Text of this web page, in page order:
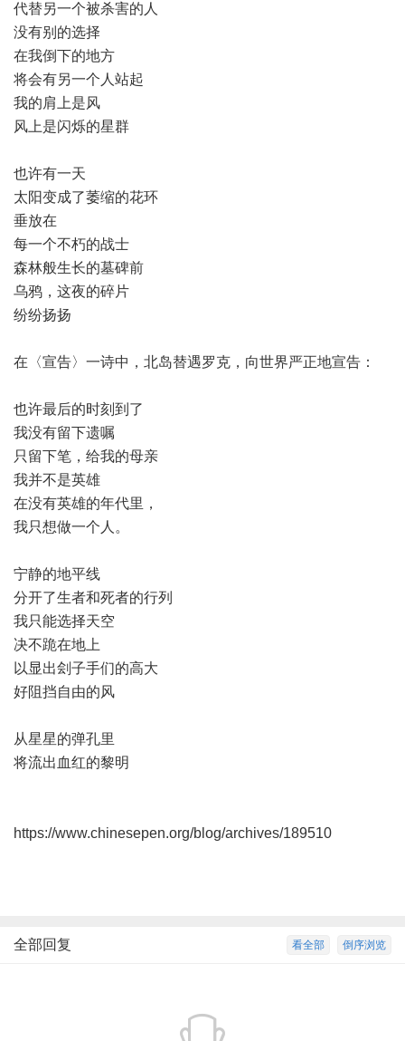
代替另一个被杀害的人
没有别的选择
在我倒下的地方
将会有另一个人站起
我的肩上是风
风上是闪烁的星群
也许有一天
太阳变成了萎缩的花环
垂放在
每一个不朽的战士
森林般生长的墓碑前
乌鸦，这夜的碎片
纷纷扬扬
在〈宣告〉一诗中，北岛替遇罗克，向世界严正地宣告：
也许最后的时刻到了
我没有留下遗嘱
只留下笔，给我的母亲
我并不是英雄
在没有英雄的年代里，
我只想做一个人。
宁静的地平线
分开了生者和死者的行列
我只能选择天空
决不跪在地上
以显出刽子手们的高大
好阻挡自由的风
从星星的弹孔里
将流出血红的黎明
https://www.chinesepen.org/blog/archives/189510
倒序浏览
看全部
全部回复